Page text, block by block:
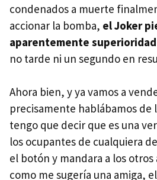
condenados a muerte
accionar la bomba, el Joker
aparentemente
no tarde ni un segundo en
Ahora bien, y ya vamos a
precisamente hablábamos de
tengo que decir que es una
los ocupantes de cualquiera
el botón y mandara a los otros
como me sugería una amiga,